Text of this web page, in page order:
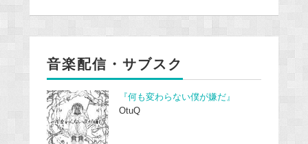
音楽配信・サブスク
『何も変わらない僕が嫌だ』
OtuQ